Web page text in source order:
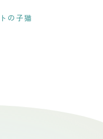
の子猫